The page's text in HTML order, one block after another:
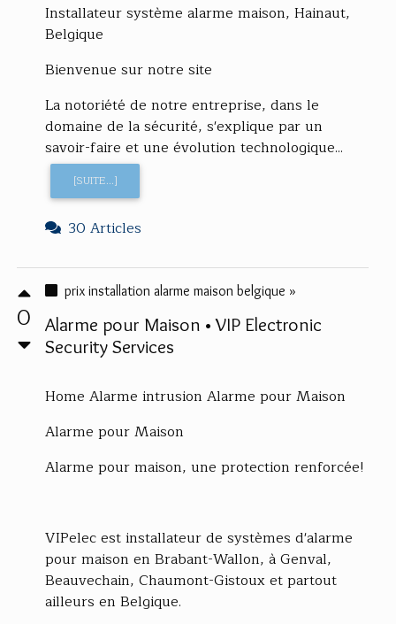
Installateur système alarme maison, Hainaut,
Belgique
Bienvenue sur notre site
La notoriété de notre entreprise, dans le
domaine de la sécurité, s'explique par un
savoir-faire et une évolution technologique...
[SUITE...]
30 Articles
0
prix installation alarme maison belgique »
Alarme pour Maison • VIP Electronic
Security Services
Home Alarme intrusion Alarme pour Maison
Alarme pour Maison
Alarme pour maison, une protection renforcée!
VIPelec est installateur de systèmes d'alarme
pour maison en Brabant-Wallon, à Genval,
Beauvechain, Chaumont-Gistoux et partout
ailleurs en Belgique.